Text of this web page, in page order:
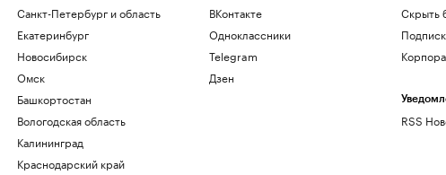
Санкт-Петербург и область
Екатеринбург
Новосибирск
Омск
Башкортостан
Вологодская область
Калининград
Краснодарский край
ВКонтакте
Одноклассники
Telegram
Дзен
Скрыть
RSS